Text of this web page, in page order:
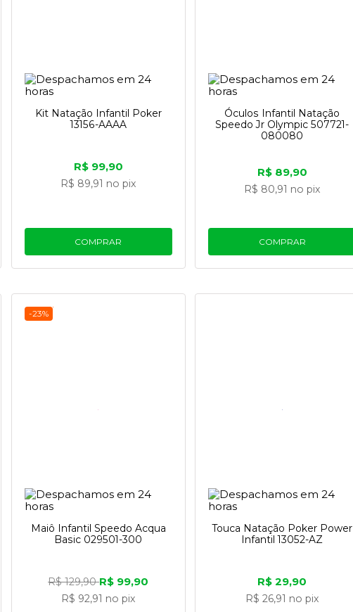
Kit Natação Infantil Poker
13156-AAAA
R$ 99,90
R$ 89,91 no pix
COMPRAR
Óculos Infantil Natação
Speedo Jr Olympic 507721-
080080
R$ 89,90
R$ 80,91 no pix
COMPRAR
-23%
Maiô Infantil Speedo Acqua
Basic 029501-300
R$ 129,90R$ 99,90
R$ 92,91 no pix
Touca Natação Poker Power
Infantil 13052-AZ
R$ 29,90
R$ 26,91 no pix